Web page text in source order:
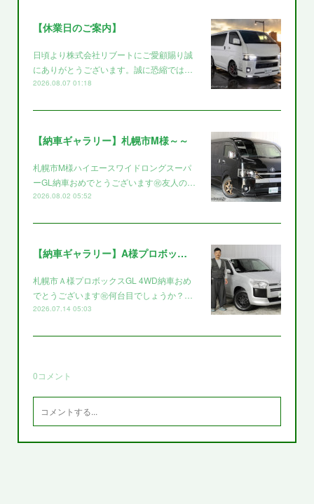
【休業日のご案内】
日頃より株式会社リブートにご愛顧賜り誠
にありがとうございます。誠に恐縮では…
2026.08.07 01:18
【納車ギャラリー】札幌市M様～～
札幌市M様ハイエースワイドロングスーパ
ーGL納車おめでとうございます㊗️友人の…
2026.08.02 05:52
【納車ギャラリー】A様プロボックス～～
札幌市Ａ様プロボックスGL 4WD納車おめ
でとうございます㊗️何台目でしょうか？…
2026.07.14 05:03
0コメント